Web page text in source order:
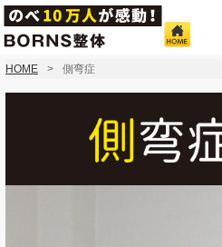
HOME 側弯症